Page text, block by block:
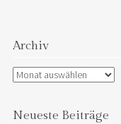
Archiv
Archiv
Neueste Beiträge